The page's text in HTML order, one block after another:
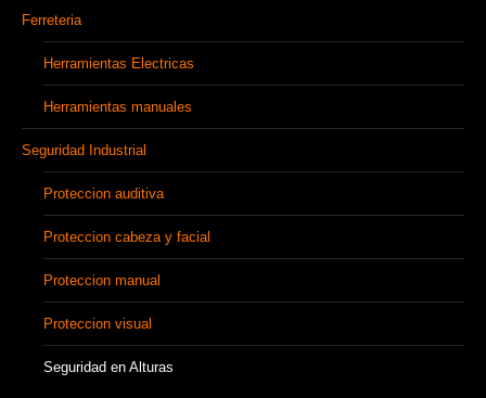
Ferreteria
Herramientas Electricas
Herramientas manuales
Seguridad Industrial
Proteccion auditiva
Proteccion cabeza y facial
Proteccion manual
Proteccion visual
Seguridad en Alturas